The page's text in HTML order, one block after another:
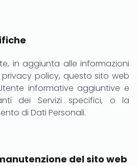
in aggiunta alle informazioni
policy, questo sito web
informative aggiuntive e
dei Servizi specifici, o la
di Dati Personali.
del sito web